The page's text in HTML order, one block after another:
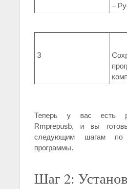
–
3
Теперь у вас есть
Rmprepusb, и вы
следующим шагам по
программы.
Шаг 2: